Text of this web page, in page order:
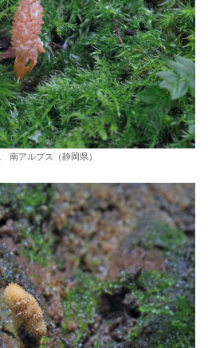
南アルプス（静岡県）